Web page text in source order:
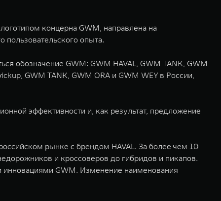
концерна GWM, направлена на
опыта.
обозначение GWM: GWM HAVAL, GWM TANK, GWM
GWM TANK, GWM ORA и GWM WEY в России,
эффективности и, как результат, предложение
рынке с брендом HAVAL. За более чем 10
и кроссоверов до гибридов и пикапов.
инновациями GWM. Изменение наименования